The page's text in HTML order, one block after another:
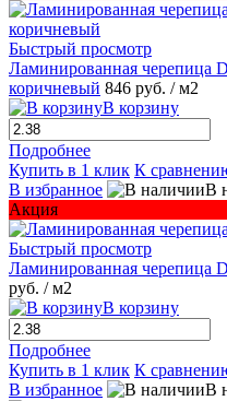
Быстрый просмотр
Ламинированная черепица
коричневый 846 руб. / м2
В корзину
Подробнее
Купить в 1 клик К
В избранное
В
Акция
Быстрый просмотр
Ламинированная черепица
руб. / м2
В корзину
Подробнее
Купить в 1 клик К
В избранное
В